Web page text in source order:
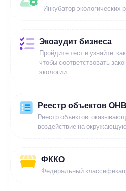
Инкубатор
Экоаудит бизнеса
Пройдите тест и узнайте,
чтобы соответствовать
экологии
Реестр объектов
Реестр объектов,
воздействие на
ФККО
Федеральный